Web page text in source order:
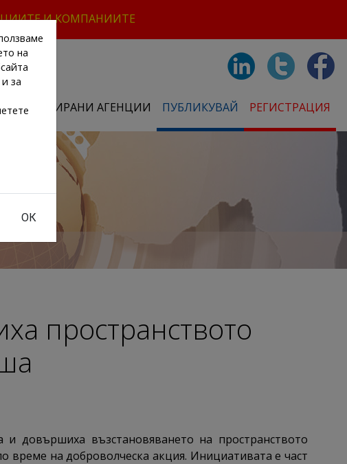
И КОМПАНИИТЕ
РЕГИСТРИРАНИ АГЕНЦИИ ПУБЛИКУВАЙ РЕГИСТРАЦИЯ
пространството
довършиха възстановяването на пространството
време на доброволческа акция. Инициативата е част
на
за
ОК